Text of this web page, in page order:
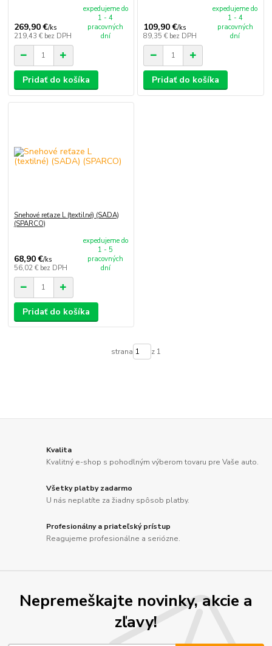
269,90 €/ks
219,43 € bez DPH
expedujeme do
1 - 4
pracovných
dní
Pridať do košíka
109,90 €/ks
89,35 € bez DPH
expedujeme do
1 - 4
pracovných
dní
Pridať do košíka
Snehové reťaze L (textilné) (SADA)
(SPARCO)
68,90 €/ks
56,02 € bez DPH
expedujeme do
1 - 5
pracovných
dní
Pridať do košíka
strana z 1
Kvalita
Kvalitný e-shop s pohodlným výberom tovaru pre Vaše auto.
Všetky platby zadarmo
U nás neplatíte za žiadny spôsob platby.
Profesionálny a priateľský prístup
Reagujeme profesionálne a seriózne.
Nepremeškajte novinky, akcie a
zľavy!